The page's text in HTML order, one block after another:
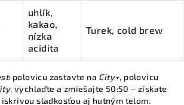
uhlík,
kakao,
nízka
acidita
Turek, cold brew
: polovicu zastavte na City+, polovicu
, vychlaďte a zmiešajte 50:50 – získate
sladkosťou aj hutným telom.